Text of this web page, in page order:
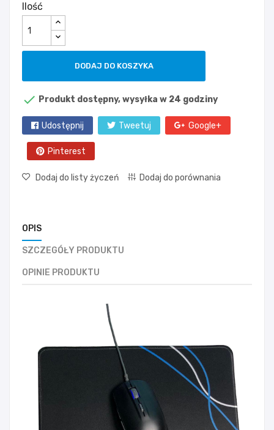
Ilość
DODAJ DO KOSZYKA
 Produkt dostępny, wysyłka w 24 godziny
Udostępnij Tweetuj Google+
Pinterest
Dodaj do listy życzeń Dodaj do porównania
OPIS
SZCZEGÓŁY PRODUKTU
OPINIE PRODUKTU